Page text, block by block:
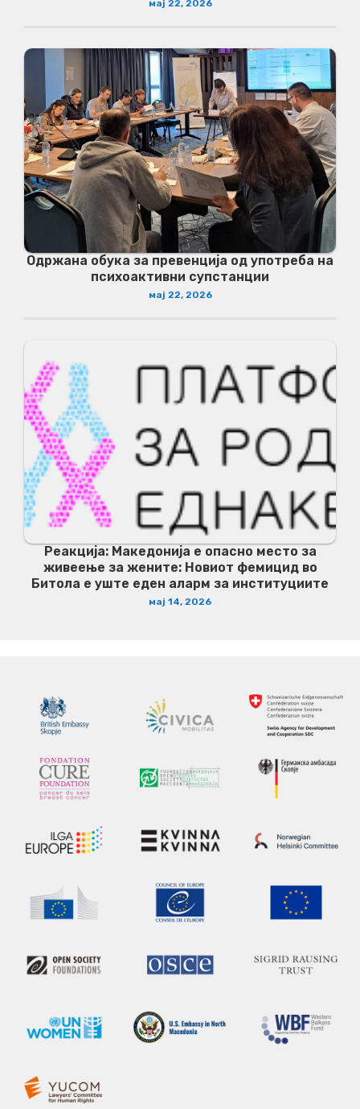
мај 22, 2026
Одржана обука за превенција од употреба на
психоактивни супстанции
мај 22, 2026
Реакција: Македонија е опасно место за
живеење за жените: Новиот фемицид во
Битола е уште еден аларм за институциите
мај 14, 2026